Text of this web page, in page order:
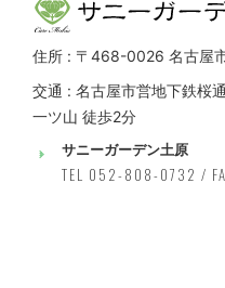
住所 : 〒468-0026 名古屋
交通 : 名古屋市営地下鉄桜
一ツ山 徒歩2分
サニーガーデン土原
TEL 052-808-0732 /